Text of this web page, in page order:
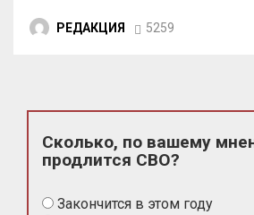
РЕДАКЦИЯ 5259
Сколько, по вашему
продлится СВО?
Закончится в этом году